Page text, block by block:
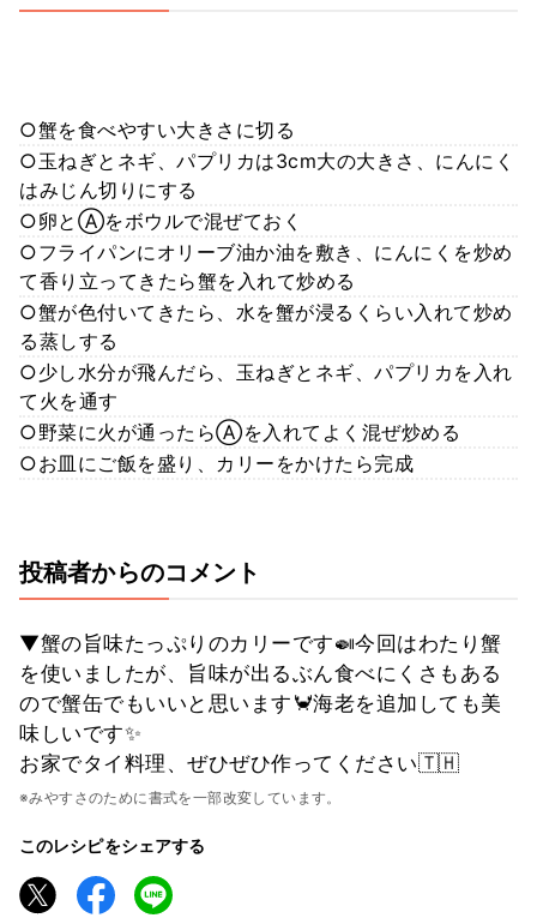
○蟹を食べやすい大きさに切る
○玉ねぎとネギ、パプリカは3cm大の大きさ、にんにく
はみじん切りにする
○卵とⒶをボウルで混ぜておく
○フライパンにオリーブ油か油を敷き、にんにくを炒め
て香り立ってきたら蟹を入れて炒める
○蟹が色付いてきたら、水を蟹が浸るくらい入れて炒め
る蒸しする
○少し水分が飛んだら、玉ねぎとネギ、パプリカを入れ
て火を通す
○野菜に火が通ったらⒶを入れてよく混ぜ炒める
○お皿にご飯を盛り、カリーをかけたら完成
投稿者からのコメント
▼蟹の旨味たっぷりのカリーです🍛今回はわたり蟹
を使いましたが、旨味が出るぶん食べにくさもある
ので蟹缶でもいいと思います🦀海老を追加しても美
味しいです✨
お家でタイ料理、ぜひぜひ作ってください🇹🇭
※みやすさのために書式を一部改変しています。
このレシピをシェアする